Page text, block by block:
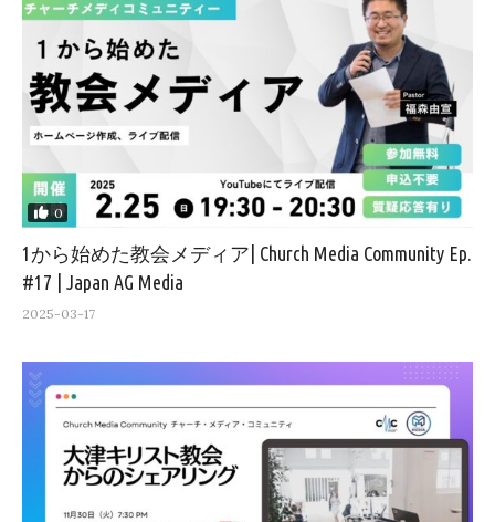
0
1から始めた教会メディア| Church Media Community Ep.
#17 | Japan AG Media
2025-03-17